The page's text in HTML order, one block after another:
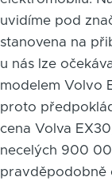
uvidíme pod
stanovena na
u nás lze
modelem Volvo
proto
cena Volva
necelých 900
pravděpodobně